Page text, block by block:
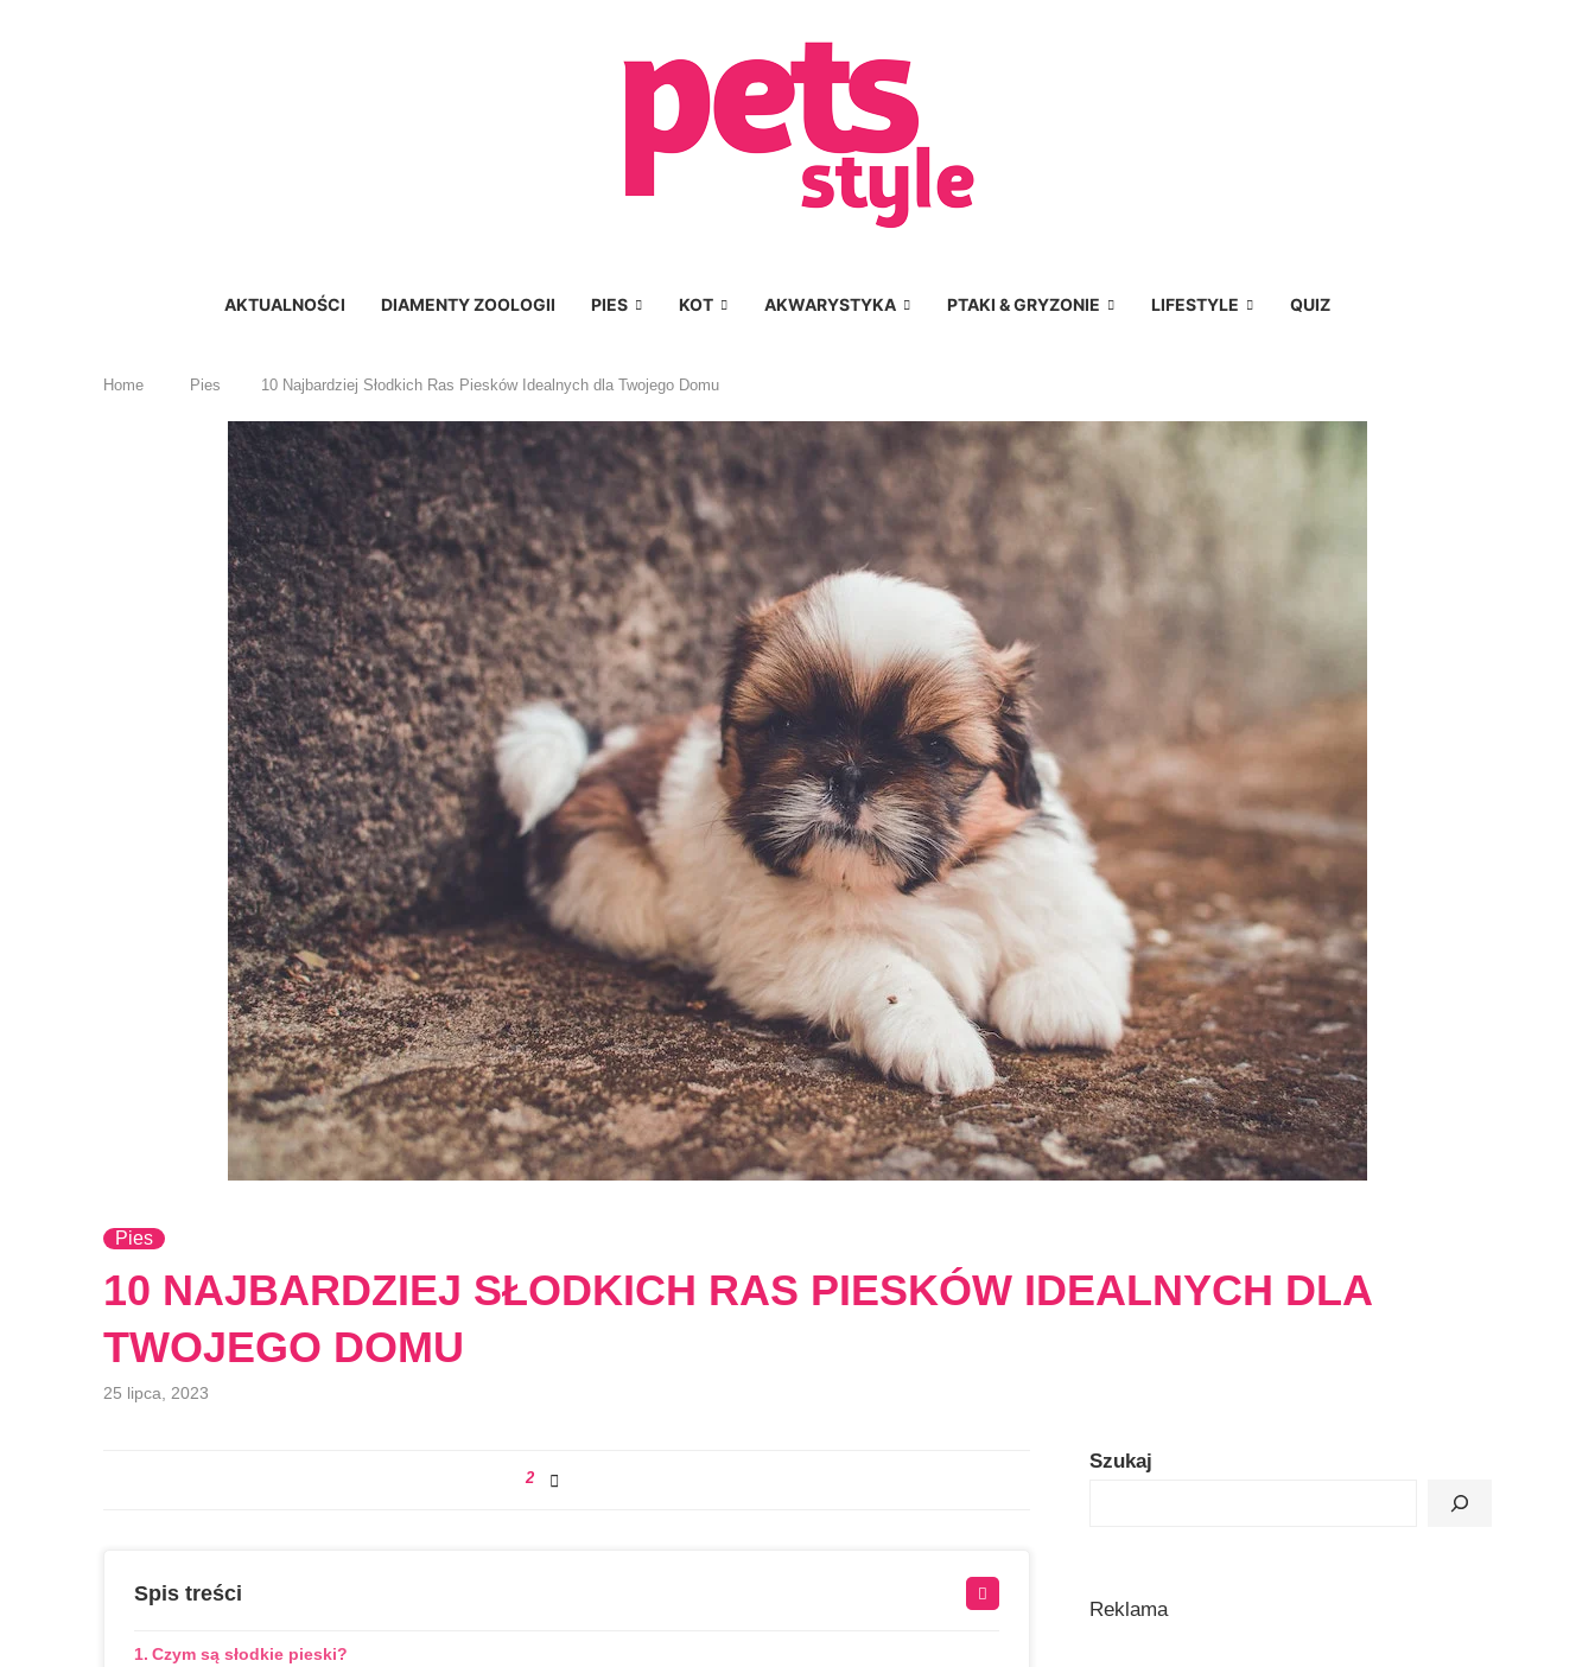
AKTUALNOŚCI DIAMENTY ZOOLOGII PIES KOT AKWARYSTYKA PTAKI & GRYZONIE LIFESTYLE QUIZ
Home Pies 10 Najbardziej Słodkich Ras Piesków Idealnych dla Twojego Domu
Pies
10 NAJBARDZIEJ SŁODKICH RAS PIESKÓW IDEALNYCH DLA
TWOJEGO DOMU
25 lipca, 2023
2
Spis treści
Czym są słodkie pieski?
Szukaj
Reklama